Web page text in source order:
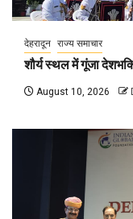
देहरादून राज्य समाचार
शौर्य स्थल में गूंजा
August 10, 2026